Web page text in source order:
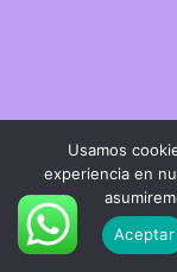
Usamos
experiencia en
Aceptar